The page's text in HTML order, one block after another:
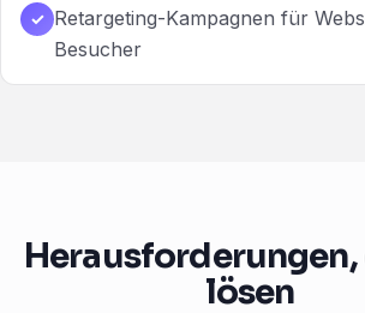
✓ Retargeting-Kampagnen für
Besucher
lösen